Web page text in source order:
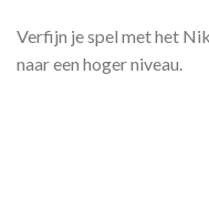
Verfijn je spel met het
naar een hoger niveau.